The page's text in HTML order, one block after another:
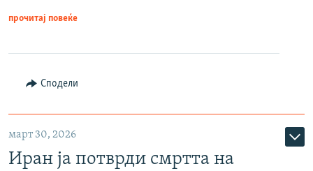
прочитај повеќе
Сподели
март 30, 2026
Иран ја потврди смртта на